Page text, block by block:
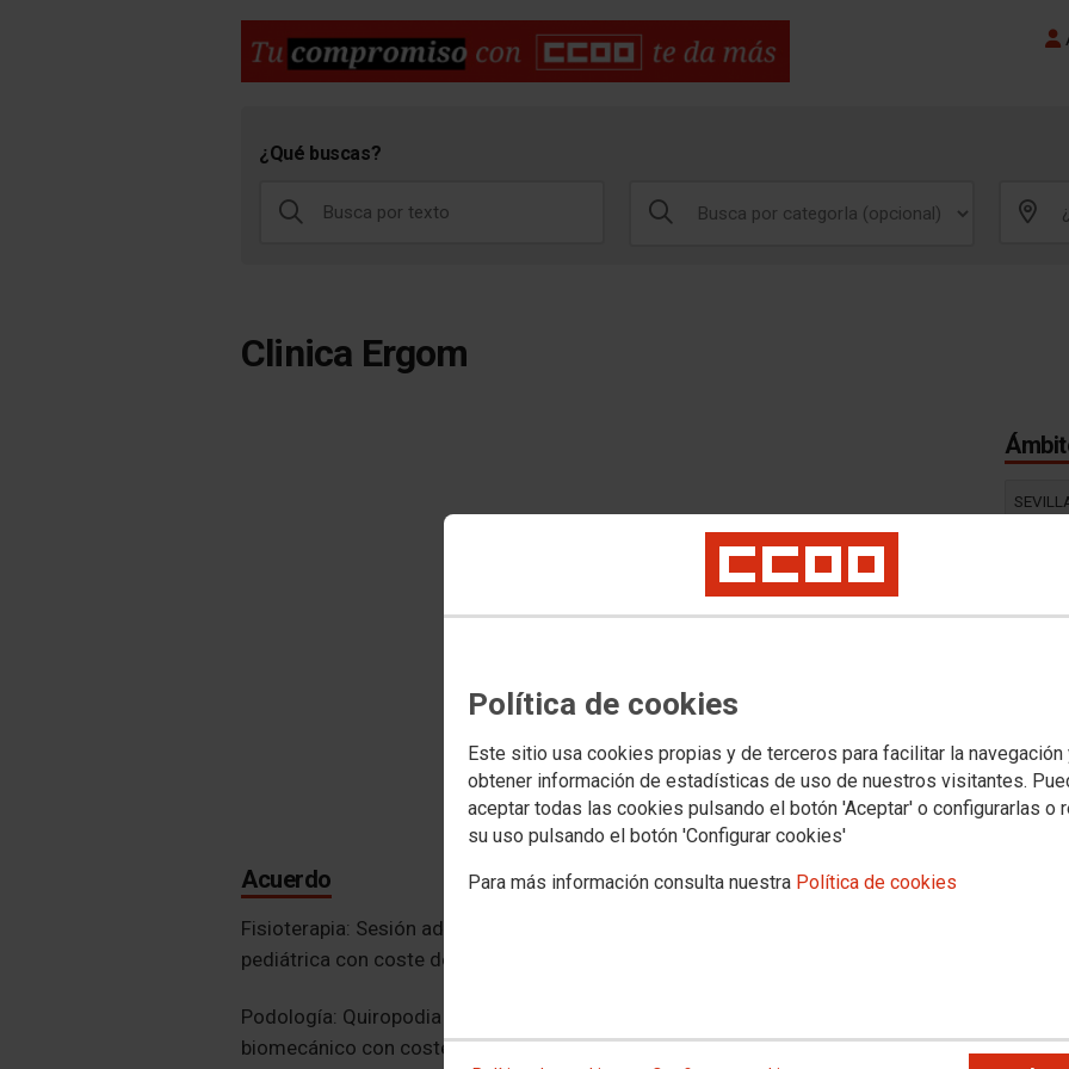
Política de cookies
Este sitio usa cookies propias y de terceros para facilitar la navegación
obtener información de estadísticas de uso de nuestros visitantes.
aceptar todas las cookies pulsando el botón 'Aceptar' o configurarlas o
su uso pulsando el botón 'Configurar cookies'
Para más información consulta nuestra Política de cookies
¿Qué buscas?
Clinica Ergom
Acuerdo
Fisioterapia: Sesión adulto con coste de 35€, se le aplica 10% descuento. Sesión
pediátrica con coste de 40€, se le aplica 10% de descuento.
Podología: Quiropodia con coste de 25€ se le aplicará 20% de descuento, estudio
biomecánico con coste de 50€, se le aplicará descuento de 20%.